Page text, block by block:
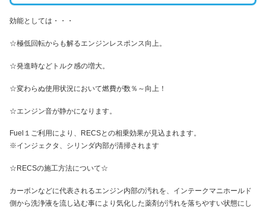
効能としては・・・
☆極低回転からも解るエンジンレスポンス向上。
☆発進時などトルク感の増大。
☆変わらぬ使用状況において燃費が数％～向上！
☆エンジン音が静かになります。
Fuel１ご利用により、RECSとの相乗効果が見込まれます。
※インジェクタ、シリンダ内部が清掃されます
☆RECSの施工方法について☆
カーボンなどに代表されるエンジン内部の汚れを、インテークマニホールド
側から洗浄液を流し込む事により気化した薬剤が汚れを落ちやすい状態にし